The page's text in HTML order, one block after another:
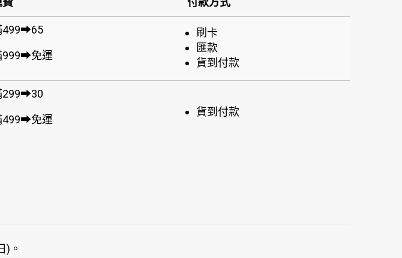
499➡65
999➡免運
刷卡
匯款
貨到付款
299➡30
499➡免運
貨到付款
)。